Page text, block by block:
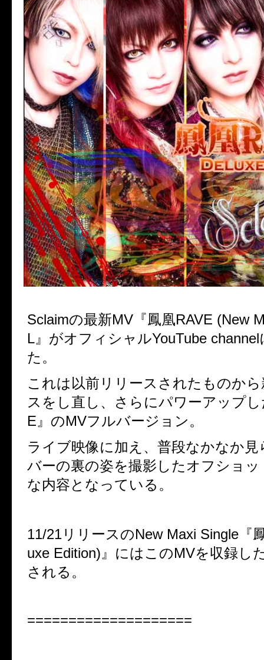
Sclaimの最新MV『鳳凰RAVE (New
L』がオフィシャルYouTube
た。
これは以前リリースされたものか
スをし直し、さらにパワーアップし
E』のMVフルバージョン。
ライブ映像に加え、普段なかなか
バーの裏の姿を撮影したオフショッ
な内容となっている。
11/21リリースのNew Maxi Single『
uxe Edition)』にはこのMVを収録し
される。
====================